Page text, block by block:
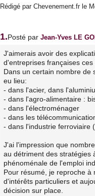
Rédigé par Chevenement.fr le
1.Posté par Jean-Yves LE
J'aimerais avoir des
d'entreprises françaises ces
Dans un certain nombre de
eu lieu:
- dans l'acier, dans
- dans l'agro-alimentaire :
- dans l'électroménager
- dans les
- dans l'industrie ferroviaire
J'ai l'impression que
au détriment des stratégies
phénoménale de l'emploi
Pour résumé, je reproche
d'intérêts particuliers et
décision sur place.